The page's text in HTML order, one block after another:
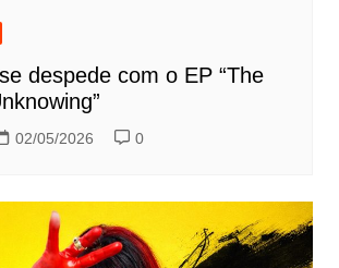
despede com o EP “The
02/05/2026 0